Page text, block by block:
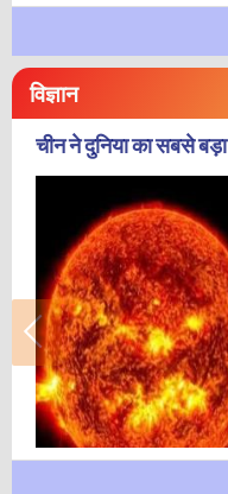
विज्ञान
चीन ने दुनिया का सबसे